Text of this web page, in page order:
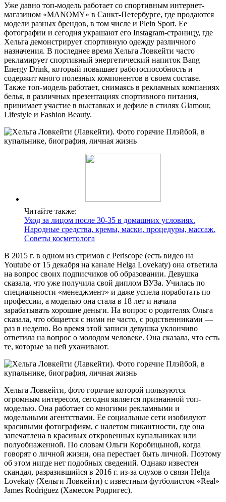
Уже давно топ-модель работает со спортивным интернет-
магазином «MANOMY» в Санкт-Петербурге, где продаются
модели разных брендов, в том числе и Plein Sport. Ее
фотографии и сегодня украшают его Instagram-страницу, где
Хельга демонстрирует спортивную одежду различного
назначения. В последнее время Хельга Ловкейти часто
рекламирует спортивный энергетический напиток Bang
Energy Drink, который повышает работоспособность и
содержит много полезных компонентов в своем составе.
Также топ-модель работает, снимаясь в рекламных компаниях
белья, в различных презентациях спортивного питания,
принимает участие в выставках и дефиле в стилях Glamour,
Lifestyle и Fashion Beauty.
Читайте также:
Уход за лицом после 30-35 в домашних условиях.
Народные средства, кремы, маски, процедуры, массаж.
Советы косметолога
В 2015 г. в одном из стримов с Periscope (есть видео на
Youtube от 15 декабря на канале Helga Lovekaty) она ответила
на вопрос своих подписчиков об образовании. Девушка
сказала, что уже получила свой диплом ВУЗа. Училась по
специальности «менеджмент» и даже успела поработать по
профессии, а моделью она стала в 18 лет и начала
зарабатывать хорошие деньги. На вопрос о родителях Ольга
сказала, что общается с ними не часто, с родственниками —
раз в неделю. Во время этой записи девушка уклончиво
ответила на вопрос о молодом человеке. Она сказала, что есть
те, которые за ней ухаживают.
Хельга Ловкейти, фото горячие которой пользуются
огромным интересом, сегодня является признанной топ-
моделью. Она работает со многими рекламными и
модельными агентствами. Ее социальные сети изобилуют
красивыми фотографиям, с налетом пикантности, где она
запечатлена в красивых откровенных купальниках или
полуобнаженной. По словам Ольги Коробицыной, когда
говорят о личной жизни, она перестает быть личной. Поэтому
об этом нигде нет подобных сведений. Однако известен
скандал, разразившийся в 2016 г. из-за слухов о связи Helga
Lovekaty (Хельги Ловкейти) с известным футболистом «Real»
James Rodriguez (Хамесом Родригес).